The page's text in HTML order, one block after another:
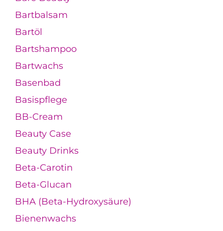
Bartbalsam
Bartöl
Bartshampoo
Bartwachs
Basenbad
Basispflege
BB-Cream
Beauty Case
Beauty Drinks
Beta-Carotin
Beta-Glucan
BHA (Beta-Hydroxysäure)
Bienenwachs